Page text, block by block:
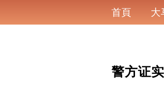
首頁 大
警方证